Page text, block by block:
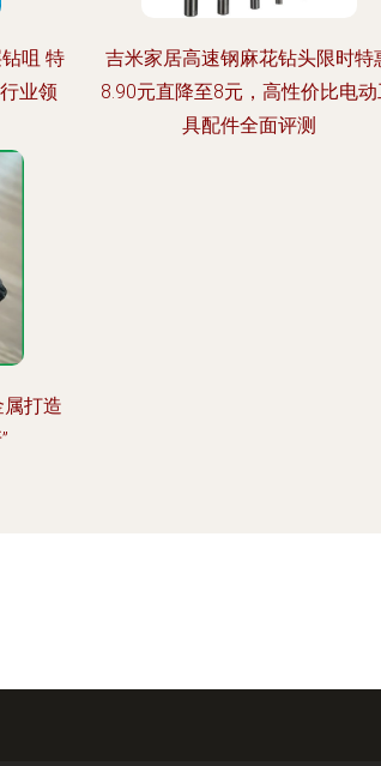
咀 特
业领
吉米家居高速钢麻花钻头限时特
8.90元直降至8元，高性价比电
具配件全面评测
打造